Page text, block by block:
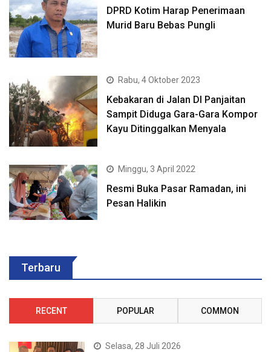
DPRD Kotim Harap Penerimaan
Murid Baru Bebas Pungli
Rabu, 4 Oktober 2023
Kebakaran di Jalan DI Panjaitan
Sampit Diduga Gara-Gara Kompor
Kayu Ditinggalkan Menyala
Minggu, 3 April 2022
Resmi Buka Pasar Ramadan, ini
Pesan Halikin
Terbaru
RECENT POPULAR COMMON
Selasa, 28 Juli 2026